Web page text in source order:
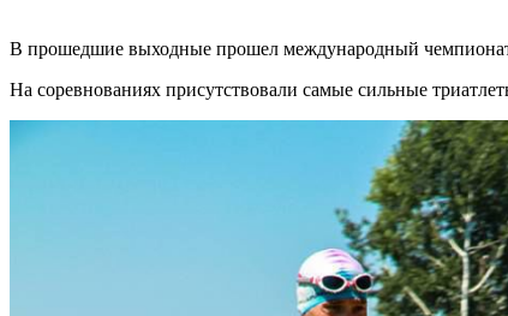
В прошедшие выходные прошел международный
На соревнованиях присутствовали самые сильные